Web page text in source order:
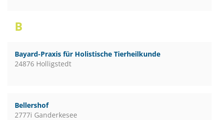
B
Bayard-Praxis für Holistische Tierheilkunde
24876 Holligstedt
Bellershof
2777i Ganderkesee